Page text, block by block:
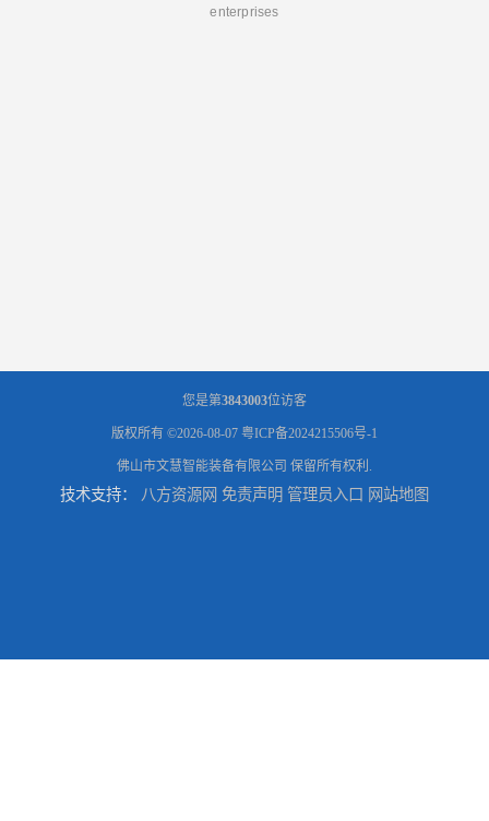
enterprises
您是第3843003位访客
版权所有 ©2026-08-07 粤ICP备2024215506号-1
佛山市文慧智能装备有限公司 保留所有权利.
技术支持： 八方资源网 免责声明 管理员入口 网站地图